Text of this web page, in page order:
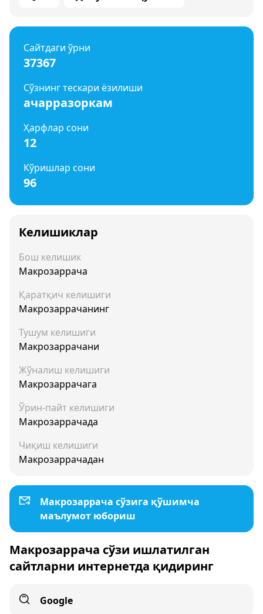
Сайтдаги ўрни
37367
Сўзнинг тескари ёзилиши
ачарразоркам
Ҳарфлар сони
12
Кўришлар сони
96
Келишиклар
Бош келишик
Макрозаррача
Қаратқич келишиги
Макрозаррачанинг
Тушум келишиги
Макрозаррачани
Жўналиш келишиги
Макрозаррачага
Ўрин-пайт келишиги
Макрозаррачада
Чиқиш келишиги
Макрозаррачадан
Макрозаррача сўзига қўшимча
маълумот юбориш
Макрозаррача сўзи ишлатилган
сайтларни интернетда қидиринг
Google